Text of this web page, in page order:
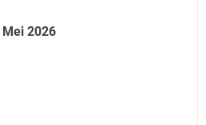
Mei 2026